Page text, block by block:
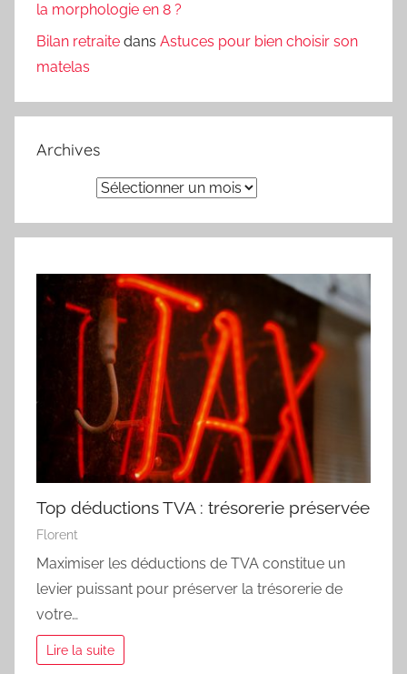
la morphologie en 8 ?
Bilan retraite dans Astuces pour bien choisir son
matelas
Archives
Top déductions TVA : trésorerie préservée
Florent
Maximiser les déductions de TVA constitue un
levier puissant pour préserver la trésorerie de
votre…
Lire la suite